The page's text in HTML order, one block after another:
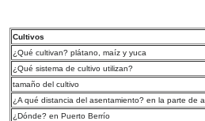
Cultivos
¿Qué cultivan? plátano, maíz y yuca
¿Qué sistema de cultivo utilizan?
tamaño del cultivo
¿A qué distancia del asentamiento? en la parte de
¿Dónde? en Puerto Berrío